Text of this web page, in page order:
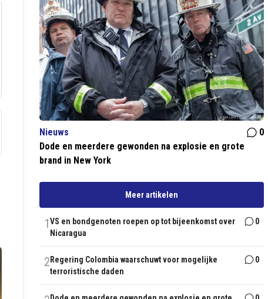
Nieuws
0
Dode en meerdere gewonden na explosie en grote
brand in New York
Meer artikelen
1VS en bondgenoten roepen op tot bijeenkomst over
Nicaragua
0
2 Regering Colombia waarschuwt voor mogelijke
terroristische daden
0